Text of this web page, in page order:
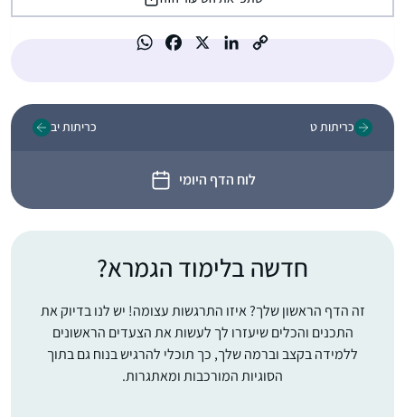
כריתות ט
לוח הדף היומי
כריתות יב
חדשה בלימוד הגמרא?
זה הדף הראשון שלך? איזו התרגשות עצומה! יש לנו בדיוק את
התכנים והכלים שיעזרו לך לעשות את הצעדים הראשונים
ללמידה בקצב וברמה שלך, כך תוכלי להרגיש בנוח גם בתוך
הסוגיות המורכבות ומאתגרות.